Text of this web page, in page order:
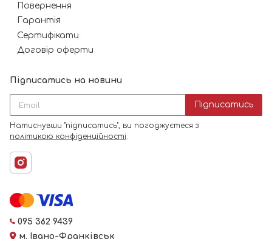
Повернення
Гарантія
Сертифікати
Договір оферти
Підписатись на новини
Підписатись
Натиснувши "підписатись", ви погоджуєтеся з
політикою конфіденційності.
095 362 9439
м. Івано-Франківськ